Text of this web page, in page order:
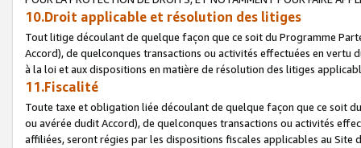
10.Droit applicable et résolution des litiges
Tout litige découlant de quelque façon que ce soit du Programme
Accord), de quelconques transactions ou activités effectuées en vertu
à la loi et aux dispositions en matière de résolution des litiges
11.Fiscalité
Toute taxe et obligation liée découlant de quelque façon que ce soit
ou avérée dudit Accord), de quelconques transactions ou activités
affiliées, seront régies par les dispositions fiscales applicables au Site